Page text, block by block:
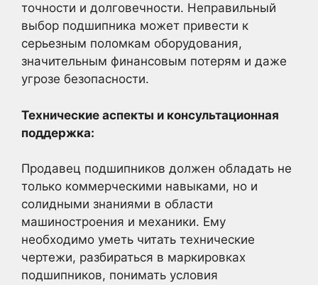
точности и долговечности. Неправильный
выбор подшипника может привести к
серьезным поломкам оборудования,
значительным финансовым потерям и даже
угрозе безопасности.
Технические аспекты и консультационная
поддержка:
Продавец подшипников должен обладать не
только коммерческими навыками, но и
солидными знаниями в области
машиностроения и механики. Ему
необходимо уметь читать технические
чертежи, разбираться в маркировках
подшипников, понимать условия